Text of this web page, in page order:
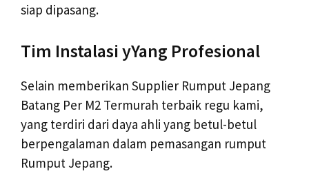
siap dipasang.
Tim Instalasi yYang Profesional
Selain memberikan Supplier Rumput Jepang
Batang Per M2 Termurah terbaik regu kami,
yang terdiri dari daya ahli yang betul-betul
berpengalaman dalam pemasangan rumput
Rumput Jepang.